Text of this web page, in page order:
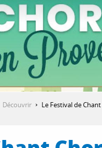
Découvrir Le Festival de